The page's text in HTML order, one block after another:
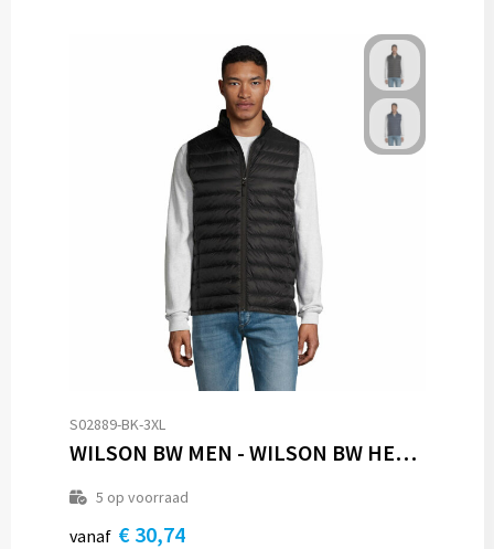
S02889-BK-3XL
WILSON BW MEN - WILSON BW HEREN 380T
5 op voorraad
vanaf € 30,74